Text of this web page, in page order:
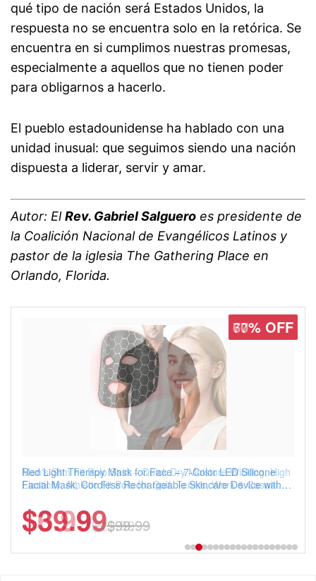
qué tipo de nación será Estados Unidos, la
respuesta no se encuentra solo en la retórica. Se
encuentra en si cumplimos nuestras promesas,
especialmente a aquellos que no tienen poder
para obligarnos a hacerlo.
El pueblo estadounidense ha hablado con una
unidad inusual: que seguimos siendo una nación
dispuesta a liderar, servir y amar.
Autor: ElRev. Gabriel Salguero es presidente de
la Coalición Nacional de Evangélicos Latinos y
pastor de la iglesia The Gathering Place en
Orlando, Florida.
77% OFF
Men's Slim Fit Polo Shirt – Quick Dry Moisture Wicking, High
Elasticity, Athletic Fit Polo for Golf, Tennis, Work & Casual
$6.99$29.99